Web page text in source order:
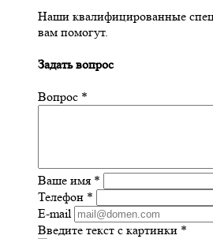
Наши квалифицированные
вам помогут.
Задать вопрос
Вопрос *
Ваше имя *
Телефон *
E-mail
Введите текст с картинки *